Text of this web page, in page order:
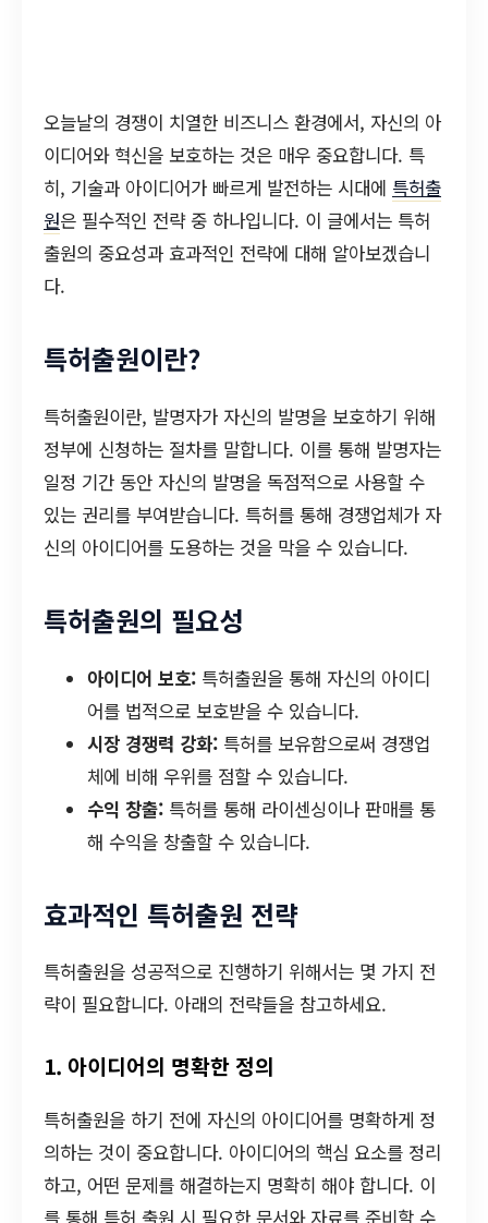
오늘날의 경쟁이 치열한 비즈니스 환경에서, 자신의 아
이디어와 혁신을 보호하는 것은 매우 중요합니다. 특
히, 기술과 아이디어가 빠르게 발전하는 시대에 특허출
원은 필수적인 전략 중 하나입니다. 이 글에서는 특허
출원의 중요성과 효과적인 전략에 대해 알아보겠습니
다.
특허출원이란?
특허출원이란, 발명자가 자신의 발명을 보호하기 위해
정부에 신청하는 절차를 말합니다. 이를 통해 발명자는
일정 기간 동안 자신의 발명을 독점적으로 사용할 수
있는 권리를 부여받습니다. 특허를 통해 경쟁업체가 자
신의 아이디어를 도용하는 것을 막을 수 있습니다.
특허출원의 필요성
아이디어 보호: 특허출원을 통해 자신의 아이디
어를 법적으로 보호받을 수 있습니다.
시장 경쟁력 강화: 특허를 보유함으로써 경쟁업
체에 비해 우위를 점할 수 있습니다.
수익 창출: 특허를 통해 라이센싱이나 판매를 통
해 수익을 창출할 수 있습니다.
효과적인 특허출원 전략
특허출원을 성공적으로 진행하기 위해서는 몇 가지 전
략이 필요합니다. 아래의 전략들을 참고하세요.
1. 아이디어의 명확한 정의
특허출원을 하기 전에 자신의 아이디어를 명확하게 정
의하는 것이 중요합니다. 아이디어의 핵심 요소를 정리
하고, 어떤 문제를 해결하는지 명확히 해야 합니다. 이
를 통해 특허 출원 시 필요한 문서와 자료를 준비할 수